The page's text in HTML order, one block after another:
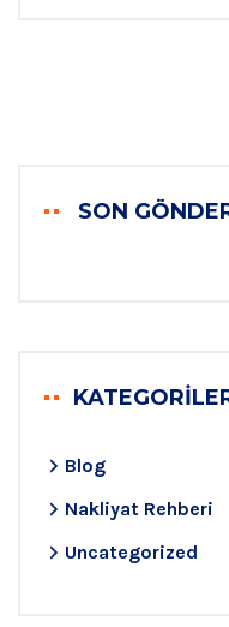
SON
Blog
Nakliyat Rehberi
Uncategorized